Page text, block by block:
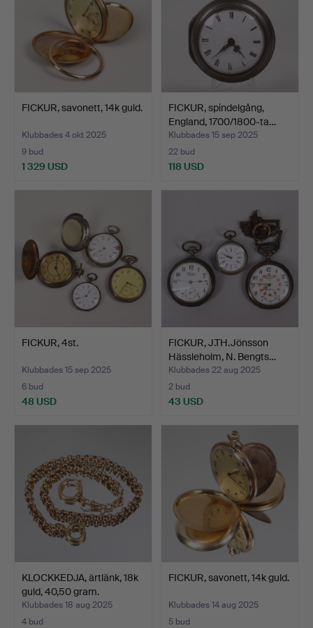
FICKUR, savonett, 14k guld.
Klubbades 4 okt 2025
9 bud
1 329 USD
FICKUR, spindelgång,
England, 1700/1800-ta…
Klubbades 15 sep 2025
22 bud
118 USD
FICKUR, 4st.
Klubbades 15 sep 2025
6 bud
48 USD
FICKUR, J.TH.Jönsson
Hässleholm, N. Bengts…
Klubbades 22 aug 2025
2 bud
43 USD
KLOCKKEDJA, ärtlänk, 18k
guld, 40,50 gram.
Klubbades 18 aug 2025
4 bud
FICKUR, savonett, 14k guld.
Klubbades 14 aug 2025
5 bud